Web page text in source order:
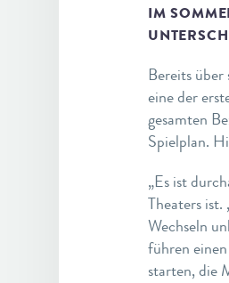
IM
Bereits über
eine der
gesamten
Spielplan.
„Es ist
Theaters
Wechseln
führen
starten, die